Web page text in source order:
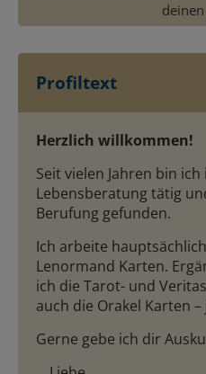
Profiltext
Herzlich willkommen!
Seit vielen Jahren bin
Lebensberatung tätig
Berufung gefunden.
Ich arbeite
Lenormand Karten.
ich die Tarot- und
auch die Orakel Karten
Gerne gebe ich dir